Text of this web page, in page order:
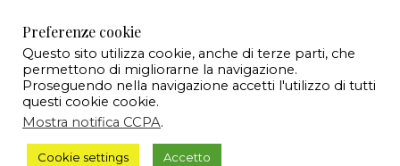
Preferenze cookie
Questo sito utilizza cookie, anche di terze parti, che
permettono di migliorarne la navigazione.
Proseguendo nella navigazione accetti l'utilizzo di tutti
questi cookie cookie.
Mostra notifica CCPA.
Cookie settings Accetto